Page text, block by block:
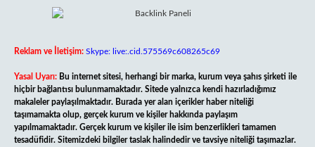
Reklam ve İletişim: Skype: live:.cid.575569c608265c69
Yasal Uyarı: Bu internet sitesi, herhangi bir marka, kurum veya şahıs şirketi ile
hiçbir bağlantısı bulunmamaktadır. Sitede yalnızca kendi hazırladığımız
makaleler paylaşılmaktadır. Burada yer alan içerikler haber niteliği
taşımamakta olup, gerçek kurum ve kişiler hakkında paylaşım
yapılmamaktadır. Gerçek kurum ve kişiler ile isim benzerlikleri tamamen
tesadüfidir. Sitemizdeki bilgiler taslak halindedir ve tavsiye niteliği taşımazlar.